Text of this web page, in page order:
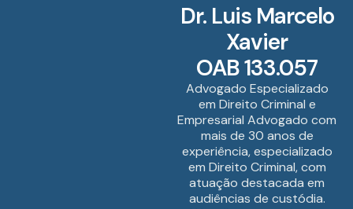
Dr. Luis Marcelo
Xavier
OAB 133.057
Advogado Especializado
em Direito Criminal e
Empresarial Advogado com
mais de 30 anos de
experiência, especializado
em Direito Criminal, com
atuação destacada em
audiências de custódia.